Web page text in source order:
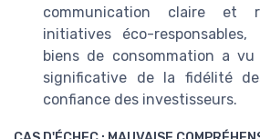
communication claire et
initiatives éco-
biens de consommation a
significative de la fidélité
confiance des investisseurs.